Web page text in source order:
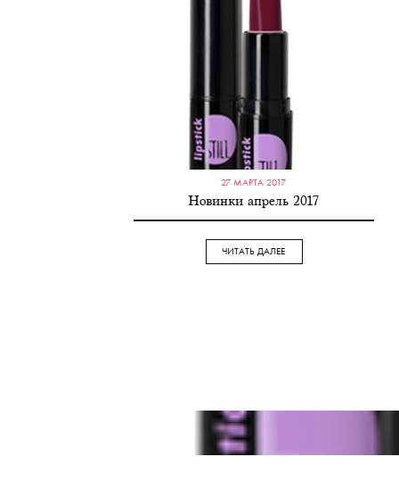
27 МАРТА 2017
Новинки апрель 2017
ЧИТАТЬ ДАЛЕЕ